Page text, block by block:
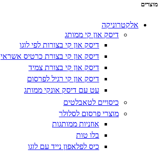
מוצרים
אלקטרוניקה
דיסק און קי ממותג
דיסק און קי בצורות לפי לוגו
דיסק און קי בצורת כרטיס אשראי
דיסק און קי בצורת צמיד
דיסק און קי רגיל לפרסום
עט עם דיסק אונקי ממותג
כיסויים לטאבלטים
מוצרי פרסום לסלולר
אוזניות ממותגות
בלו טות
כיס לפלאפון נייד עם לוגו